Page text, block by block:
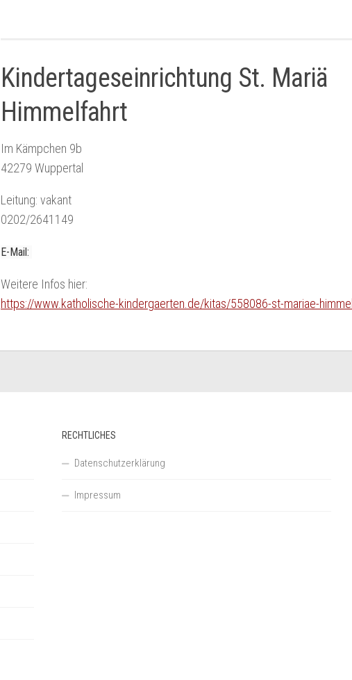
Kindertageseinrichtung St. Mariä
Himmelfahrt
Im Kämpchen 9b
42279 Wuppertal
Leitung: vakant
0202/2641149
E-Mail:
Weitere Infos hier:
https://www.katholische-kindergaerten.de/kitas/558086-st-mariae-
RECHTLICHES
Datenschutzerklärung
Impressum